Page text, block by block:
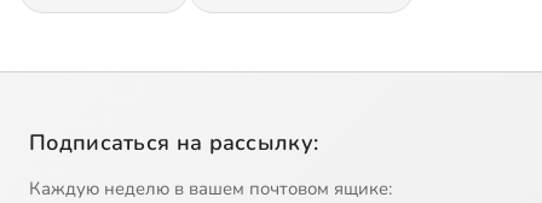
Подписаться на рассылку:
Каждую неделю в вашем почтовом ящике: